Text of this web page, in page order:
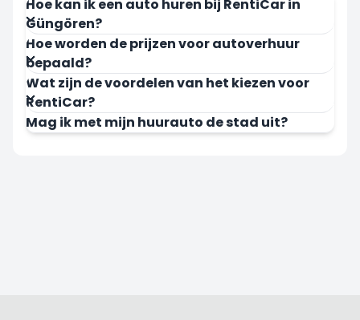
Hoe kan ik een auto huren bij RentiCar in
Güngören?
Hoe worden de prijzen voor autoverhuur
bepaald?
Wat zijn de voordelen van het kiezen voor
RentiCar?
Mag ik met mijn huurauto de stad uit?